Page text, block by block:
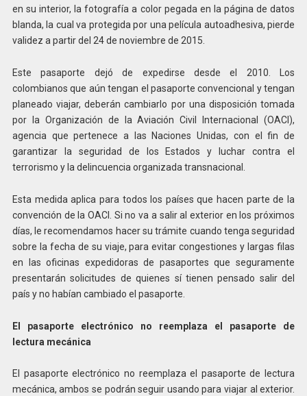
en su interior, la fotografía a color pegada en la página de datos
blanda, la cual va protegida por una película autoadhesiva, pierde
validez a partir del 24 de noviembre de 2015.
Este pasaporte dejó de expedirse desde el 2010. Los
colombianos que aún tengan el pasaporte convencional y tengan
planeado viajar, deberán cambiarlo por una disposición tomada
por la Organización de la Aviación Civil Internacional (OACI),
agencia que pertenece a las Naciones Unidas, con el fin de
garantizar la seguridad de los Estados y luchar contra el
terrorismo y la delincuencia organizada transnacional.
Esta medida aplica para todos los países que hacen parte de la
convención de la OACI. Si no va a salir al exterior en los próximos
días, le recomendamos hacer su trámite cuando tenga seguridad
sobre la fecha de su viaje, para evitar congestiones y largas filas
en las oficinas expedidoras de pasaportes que seguramente
presentarán solicitudes de quienes sí tienen pensado salir del
país y no habían cambiado el pasaporte.
El pasaporte electrónico no reemplaza el pasaporte de
lectura mecánica
El pasaporte electrónico no reemplaza el pasaporte de lectura
mecánica, ambos se podrán seguir usando para viajar al exterior.